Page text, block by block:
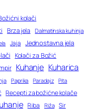
kolači
Brza jela Dalmatinska kuhinja
Jaja Jednostavna jela
Kolači za Božić
Kuhanje Kuharica
Paprika Paradajz Pita
Recepti za božićne kolače
Riba Riža Sir